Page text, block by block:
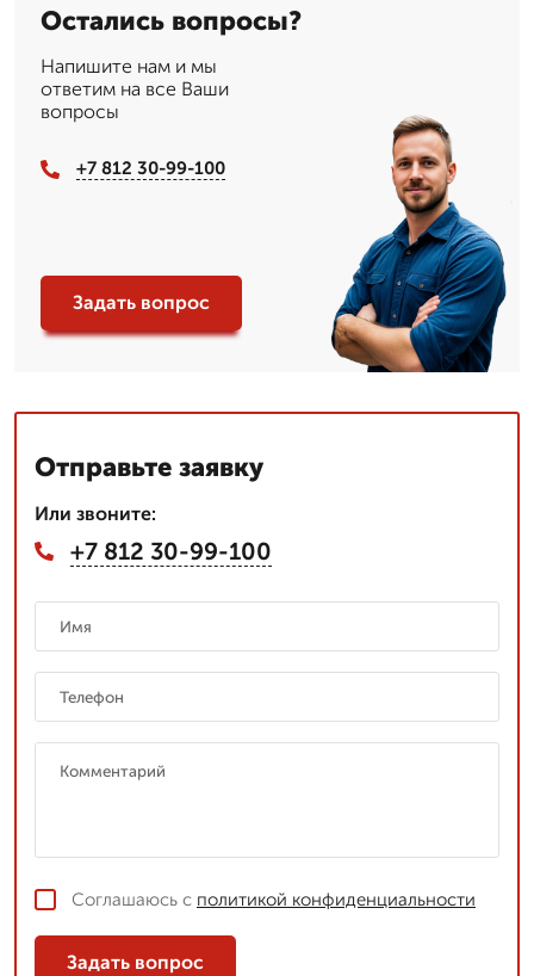
Остались вопросы?
Напишите нам и мы
ответим на все Ваши
вопросы
+7 812 30-99-100
Задать вопрос
Отправьте заявку
Или звоните:
+7 812 30-99-100
Соглашаюсь с политикой конфиденциальности
Задать вопрос